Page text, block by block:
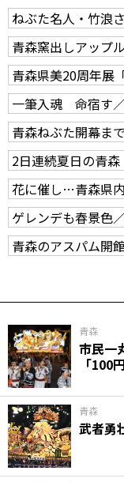
ねぶた名人・竹浪
青森窯出しアップ
青森県美20周年展
一筆入魂 命宿す／
青森ねぶた開幕ま
2日連続夏日の青
花に催し…青森県
ゲレンデも春景色
青森のアスパム開
青森
市民一
「100
青森
武者勇